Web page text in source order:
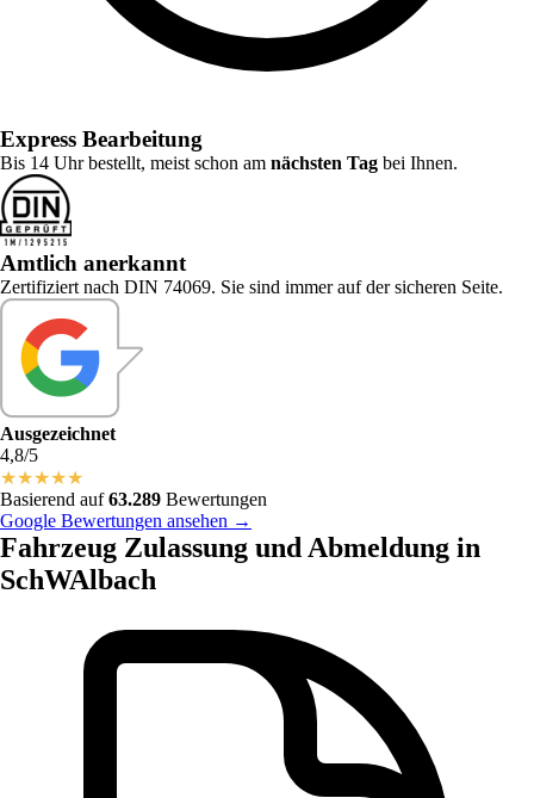
Express Bearbeitung
Bis 14 Uhr bestellt, meist schon am nächsten Tag bei Ihnen.
Amtlich anerkannt
Zertifiziert nach DIN 74069. Sie sind immer auf der sicheren Seite.
Ausgezeichnet
4,8/5
★★★★★
Basierend auf63.289 Bewertungen
Google Bewertungen ansehen →
Fahrzeug Zulassung und Abmeldung in
SchWAlbach